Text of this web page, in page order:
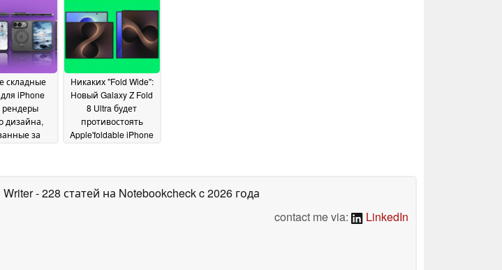
31 May 2026
складные
iPhone
рендеры
дизайна,
за
Никаких "Fold Wide":
Новый Galaxy Z Fold
8 Ultra будет
противостоять
Apple'foldable iPhone
Writer- 228 статей на Notebookcheckc 2026 года
contact me via:
LinkedIn